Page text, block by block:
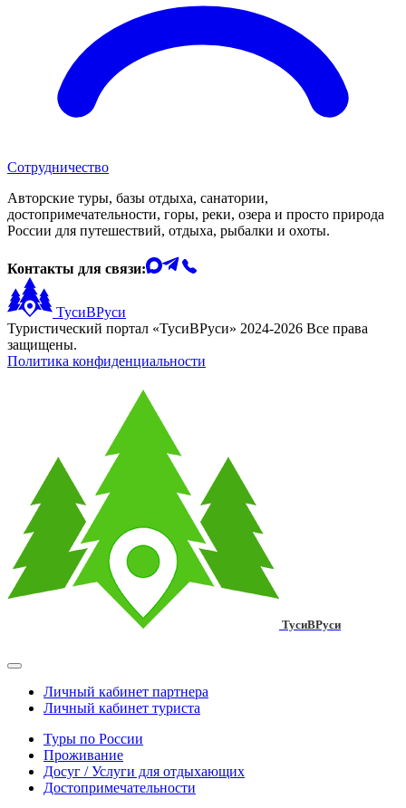
Сотрудничество
Авторские туры, базы отдыха, санатории,
достопримечательности, горы, реки, озера и просто природа
России для путешествий, отдыха, рыбалки и охоты.
Контакты для связи:
ТусиВРуси
Туристический портал «ТусиВРуси» 2024-2026 Все права
защищены.
Политика конфиденциальности
ТусиВРуси
Личный кабинет партнера
Личный кабинет туриста
Туры по России
Проживание
Досуг / Услуги для отдыхающих
Достопримечательности